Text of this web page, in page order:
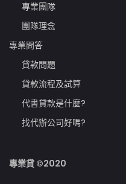
專業團隊
團隊理念
專業問答
貸款問題
貸款流程及試算
代書貸款是什麼?
找代辦公司好嗎?
專業貸 ©2020